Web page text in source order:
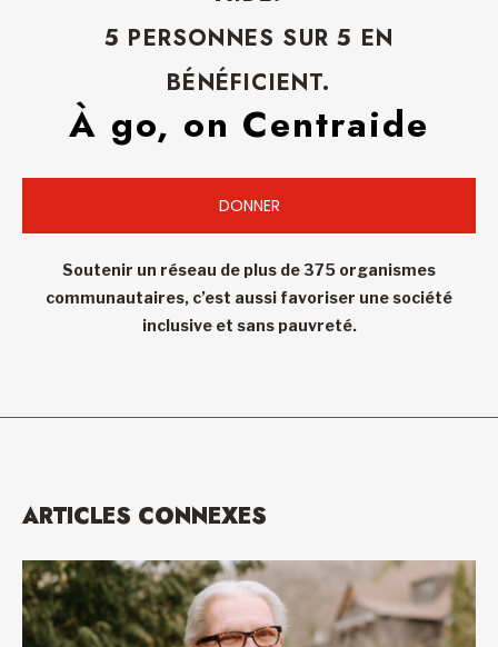
5 PERSONNES SUR 5 EN
BÉNÉFICIENT.
À go, on Centraide
DONNER
Soutenir un réseau de plus de 375 organismes
communautaires, c’est aussi favoriser une société
inclusive et sans pauvreté.
ARTICLES CONNEXES